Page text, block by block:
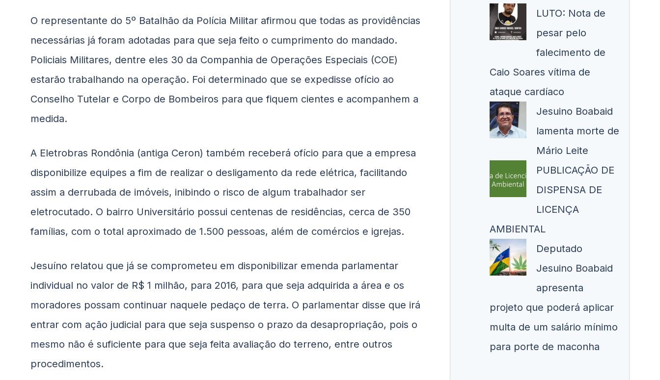
O representante do 5º Batalhão da Polícia Militar afirmou que todas as providências
necessárias já foram adotadas para que seja feito o cumprimento do mandado.
Policiais Militares, dentre eles 30 da Companhia de Operações Especiais (COE)
estarão trabalhando na operação. Foi determinado que se expedisse ofício ao
Conselho Tutelar e Corpo de Bombeiros para que fiquem cientes e acompanhem a
medida.
A Eletrobras Rondônia (antiga Ceron) também receberá ofício para que a empresa
disponibilize equipes a fim de realizar o desligamento da rede elétrica, facilitando
assim a derrubada de imóveis, inibindo o risco de algum trabalhador ser
eletrocutado. O bairro Universitário possui centenas de residências, cerca de 350
famílias, com o total aproximado de 1.500 pessoas, além de comércios e igrejas.
Jesuíno relatou que já se comprometeu em disponibilizar emenda parlamentar
individual no valor de R$ 1 milhão, para 2016, para que seja adquirida a área e os
moradores possam continuar naquele pedaço de terra. O parlamentar disse que irá
entrar com ação judicial para que seja suspenso o prazo da desapropriação, pois o
mesmo não é suficiente para que seja feita avaliação do terreno, entre outros
procedimentos.
LUTO: Nota de
pesar pelo
falecimento de
Caio Soares vítima de
ataque cardíaco
Jesuino Boabaid
lamenta morte de
Mário Leite
PUBLICAÇÃO DE
DISPENSA DE
LICENÇA
AMBIENTAL
Deputado
Jesuino Boabaid
apresenta
projeto que poderá aplicar
multa de um salário mínimo
para porte de maconha